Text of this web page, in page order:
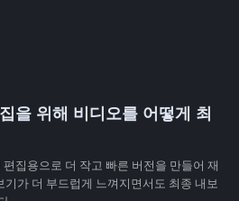
을 위해 비디오를 어떻게 최
집용으로 더 작고 빠른 버전을 만들어 재
가 더 부드럽게 느껴지면서도 최종 내보